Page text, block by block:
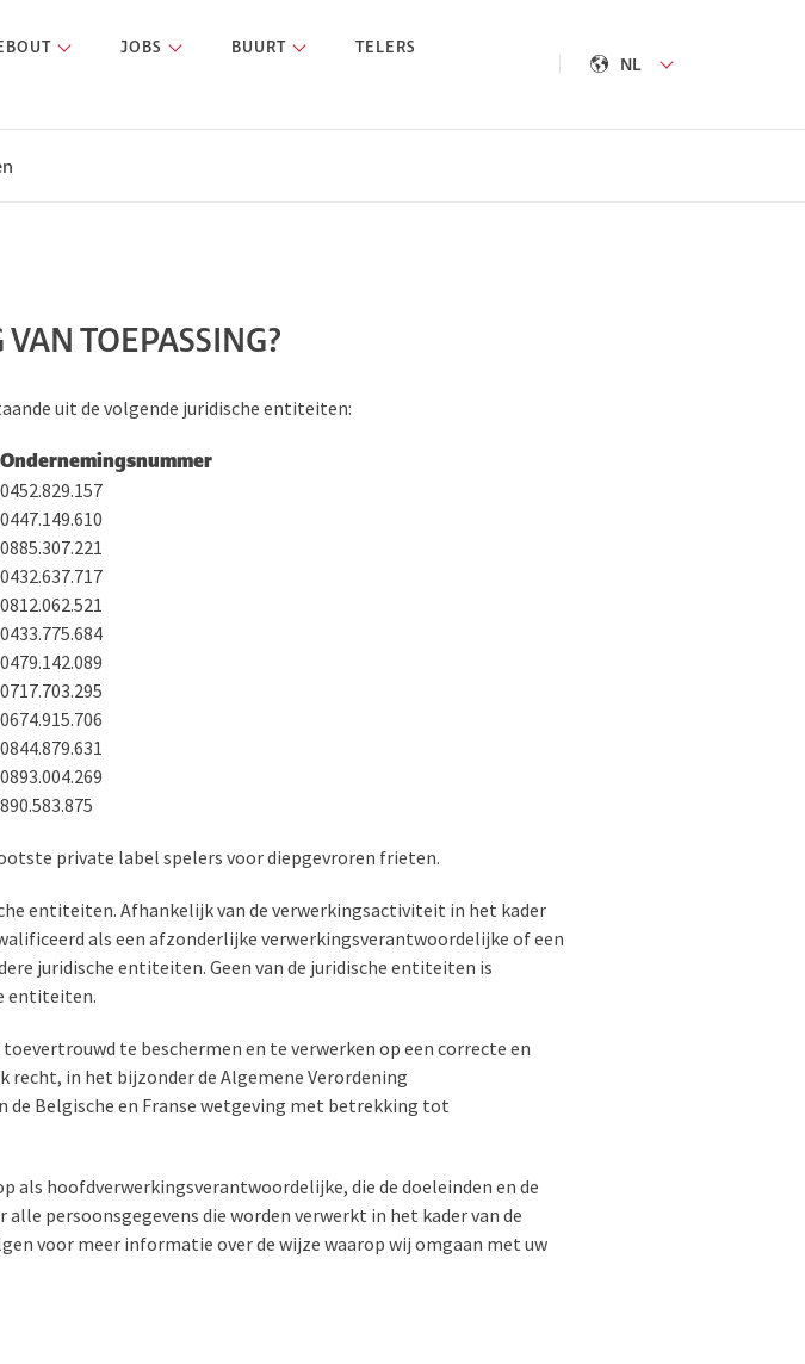
JOBS BUURT
TELERS
NL
TOEPASSING?
uit de volgende juridische entiteiten:
Ondernemingsnummer
0452.829.157
0447.149.610
0885.307.221
0432.637.717
0812.062.521
0433.775.684
0479.142.089
0717.703.295
0674.915.706
0844.879.631
0893.004.269
890.583.875
private label spelers voor diepgevroren frieten.
entiteiten. Afhankelijk van de verwerkingsactiviteit in het kader
als een afzonderlijke verwerkingsverantwoordelijke of een
juridische entiteiten. Geen van de juridische entiteiten is
entiteiten.
te beschermen en te verwerken op een correcte en
in het bijzonder de Algemene Verordening
de Belgische en Franse wetgeving met betrekking tot
hoofdverwerkingsverantwoordelijke, die de doeleinden en de
persoonsgegevens die worden verwerkt in het kader van de
voor meer informatie over de wijze waarop wij omgaan met uw